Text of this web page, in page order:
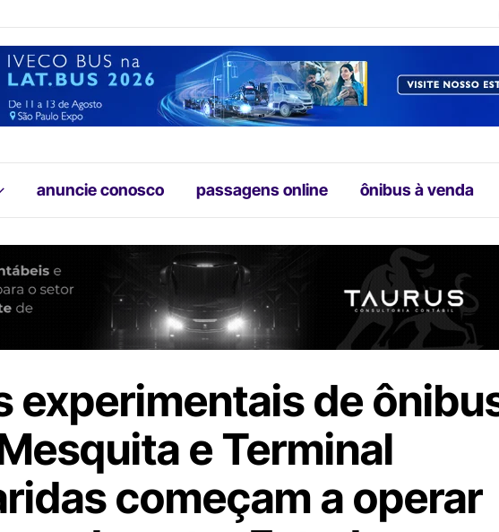
anuncie conosco passagens online ônibus à venda
experimentais de
e Terminal
começam a operar